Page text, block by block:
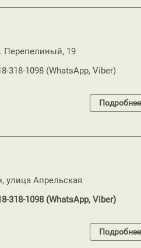
19
318-1098 (WhatsApp, Viber)
Подробнее
улица Апрельская
318-1098 (WhatsApp, Viber)
Подробнее